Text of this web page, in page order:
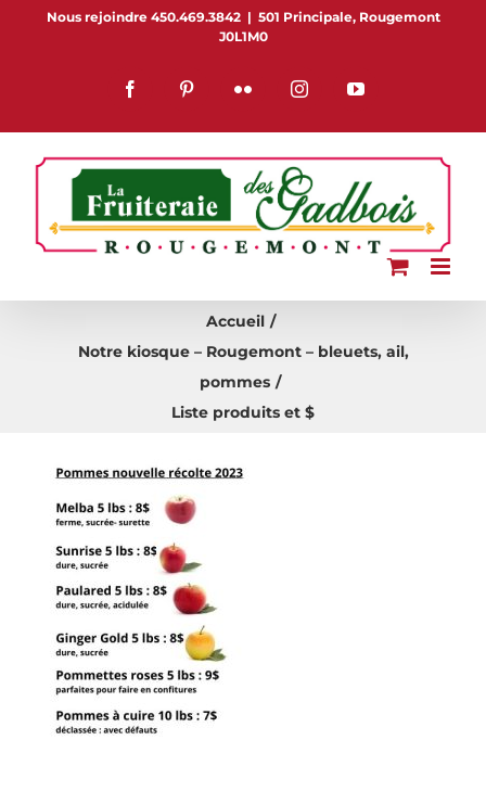
PasserNous rejoindre 450.469.3842 | 501 Principale, Rougemont
J0L1M0
FacebookPinterestFlickr InstagramYouTube
Accueil
Notre kiosque – Rougemont – bleuets, ail,
pommes
Liste produits et $